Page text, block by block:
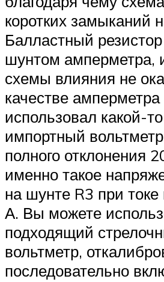
коротких замыканий
Балластный
шунтом амперметра,
схемы влияния не
качестве амперметра
использовал какой-
импортный
полного отклонения
именно такое
на шунте R3 при токе
А. Вы можете
подходящий
вольтметр,
последовательно